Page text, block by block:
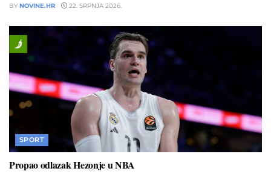
BY NOVINE.HR 22. SRPNJA 2026.
SPORT
Propao odlazak Hezonje u NBA